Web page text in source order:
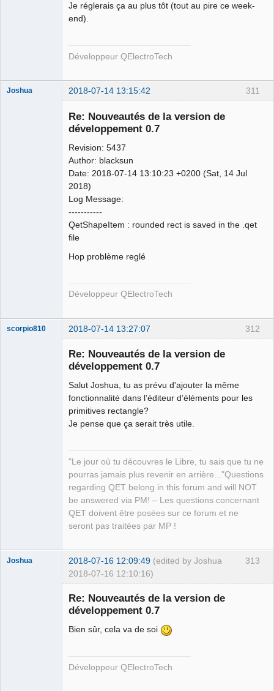
Je réglerais ça au plus tôt (tout au pire ce week-
end).
Développeur QElectroTech
311
Joshua 2018-07-14 13:15:42
Re: Nouveautés de la version de
développement 0.7
Revision: 5437
Author: blacksun
Date: 2018-07-14 13:10:23 +0200 (Sat, 14 Jul
2018)
Log Message:
-----------
QetShapeItem : rounded rect is saved in the .qet
file
Hop problème reglé
Développeur QElectroTech
312
scorpio810 2018-07-14 13:27:07
Re: Nouveautés de la version de
développement 0.7
Salut Joshua, tu as prévu d'ajouter la même
fonctionnalité dans l’éditeur d’éléments pour les
primitives rectangle?
Je pense que ça serait très utile.
"Le jour où tu découvres le Libre, tu sais que tu ne
pourras jamais plus revenir en arrière..."Questions
regarding QET belong in this forum and will NOT
be answered via PM! – Les questions concernant
QET doivent être posées sur ce forum et ne
seront pas traitées par MP !
313
Joshua 2018-07-16 12:09:49 (edited by Joshua
2018-07-16 12:10:16)
Re: Nouveautés de la version de
développement 0.7
Bien sûr, cela va de soi
Développeur QElectroTech